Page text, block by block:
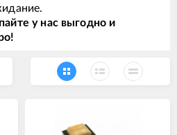
у нас выгодно и